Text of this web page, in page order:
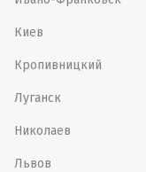
Киев
Кропивницкий
Луганск
Николаев
Львов